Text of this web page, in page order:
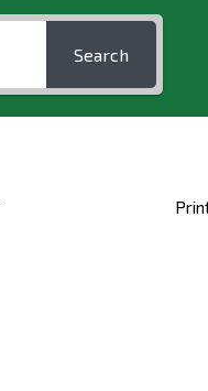
Search